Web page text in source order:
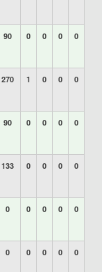
90 0 0 0 0
270 1 0 0 0
90 0 0 0 0
133 0 0 0 0
0 0 0 0 0
0 0 0 0 0